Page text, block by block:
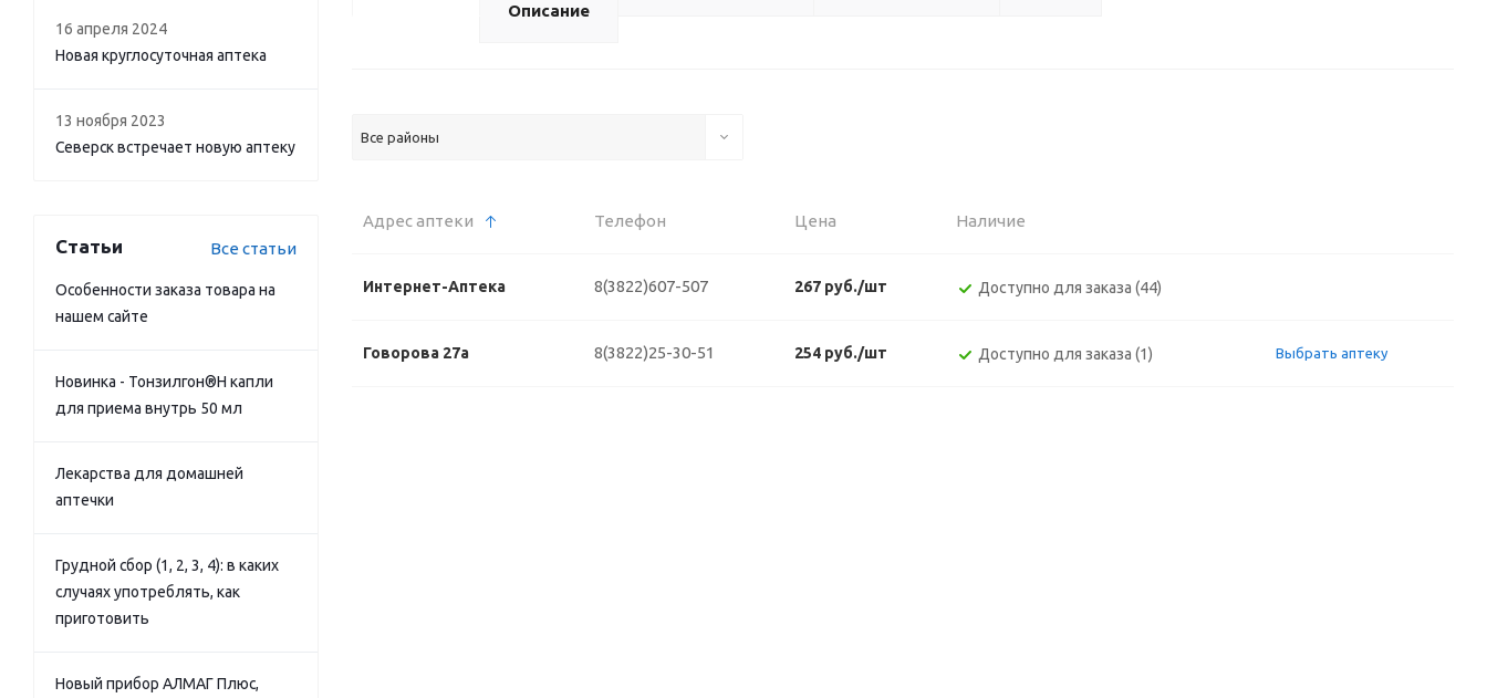
Описание
Все районы
Адрес аптеки Телефон Цена Наличие
Интернет-Аптека 8(3822)607-507 267 руб./шт Доступно для заказа (44)
Говорова 27а 8(3822)25-30-51 254 руб./шт Доступно для заказа (1) Выбрать аптеку
16 апреля 2024
Новая круглосуточная аптека
13 ноября 2023
Северск встречает новую аптеку
Статьи Все статьи
Особенности заказа товара на
нашем сайте
Новинка - Тонзилгон®Н капли
для приема внутрь 50 мл
Лекарства для домашней
аптечки
Грудной сбор (1, 2, 3, 4): в каких
случаях употреблять, как
приготовить
Новый прибор АЛМАГ Плюс,